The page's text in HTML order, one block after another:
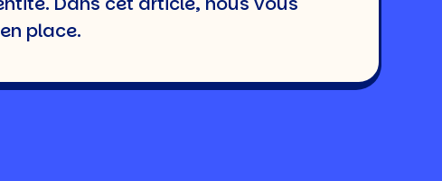
place.